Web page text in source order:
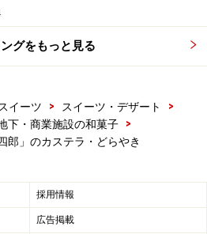
グをもっと見る
イーツ > スイーツ・デザート
>
下・商業施設の和菓子
>
郎」のカステラ・どらやき
採用情報
広告掲載